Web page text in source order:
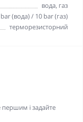
вода, газ
(вода) / 10 bar (газ)
терморезисторний
і задайте